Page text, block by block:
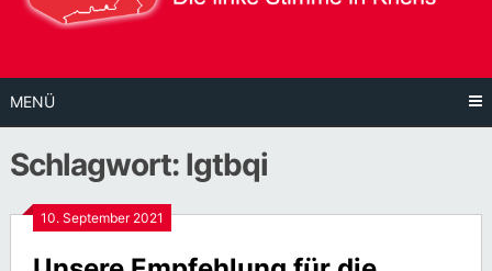
MENÜ
Schlagwort: lgtbqi
10. September 2021